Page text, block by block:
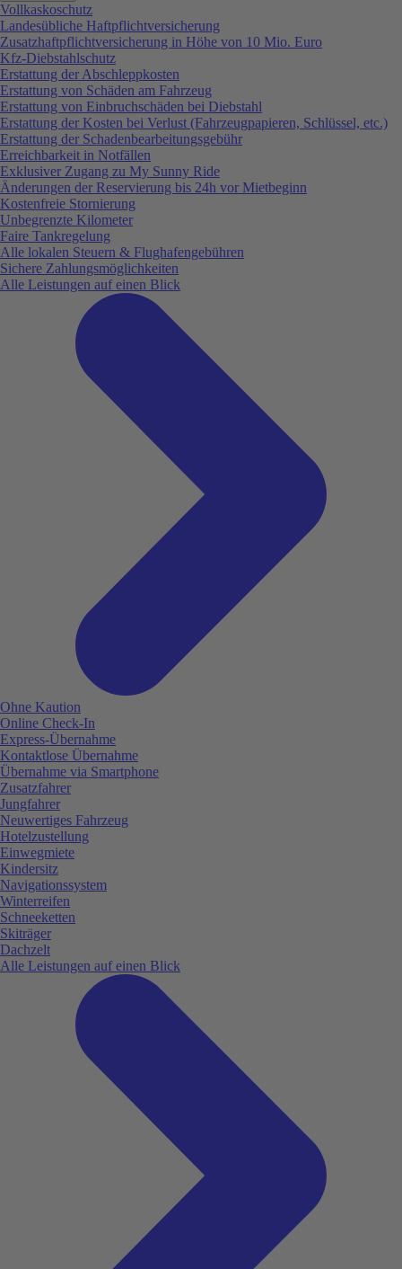
Vollkaskoschutz
Landesübliche Haftpflichtversicherung
Zusatzhaftpflichtversicherung in Höhe von 10 Mio. Euro
Kfz-Diebstahlschutz
Erstattung der Abschleppkosten
Erstattung von Schäden am Fahrzeug
Erstattung von Einbruchschäden bei Diebstahl
Erstattung der Kosten bei Verlust (Fahrzeugpapieren, Schlüssel, etc.)
Erstattung der Schadenbearbeitungsgebühr
Erreichbarkeit in Notfällen
Exklusiver Zugang zu My Sunny Ride
Änderungen der Reservierung bis 24h vor Mietbeginn
Kostenfreie Stornierung
Unbegrenzte Kilometer
Faire Tankregelung
Alle lokalen Steuern & Flughafengebühren
Sichere Zahlungsmöglichkeiten
Alle Leistungen auf einen Blick
Ohne Kaution
Online Check-In
Express-Übernahme
Kontaktlose Übernahme
Übernahme via Smartphone
Zusatzfahrer
Jungfahrer
Neuwertiges Fahrzeug
Hotelzustellung
Einwegmiete
Kindersitz
Navigationssystem
Winterreifen
Schneeketten
Skiträger
Dachzelt
Alle Leistungen auf einen Blick